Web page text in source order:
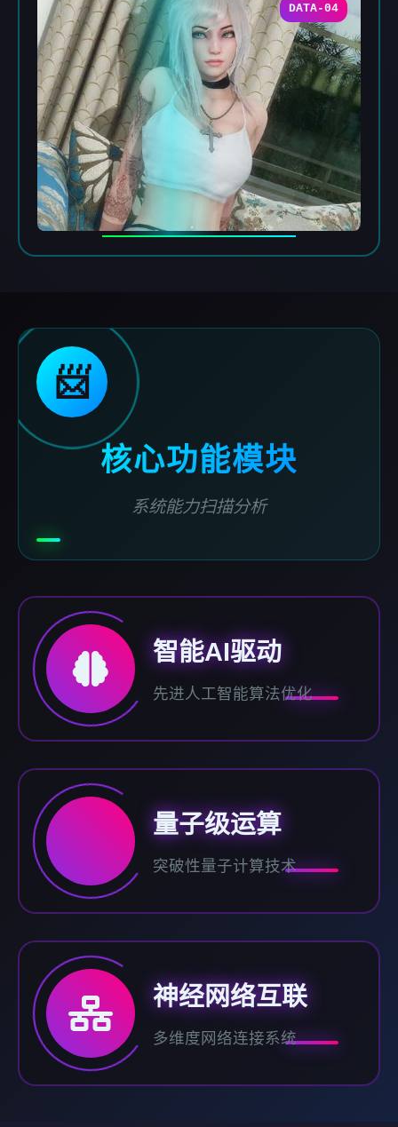
DATA-04
📨
核心功能模块
系统能力扫描分析
智能AI驱动
先进人工智能算法优化
量子级运算
突破性量子计算技术
神经网络互联
多维度网络连接系统